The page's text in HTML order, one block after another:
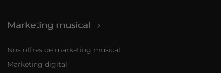
Marketing musical
Nos offres de marketing musical
Marketing digital